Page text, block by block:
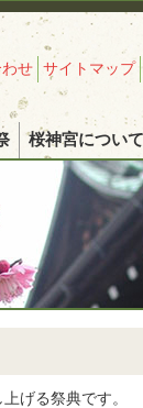
せ サイトマップ
桜神宮について
げる祭典です。